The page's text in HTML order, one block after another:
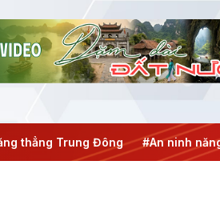
Trung Đông #An ninh năng lượng